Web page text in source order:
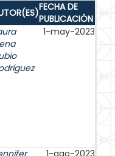
FECHA DE
PUBLICACIÓN
1-may-2023
1-ago-2023